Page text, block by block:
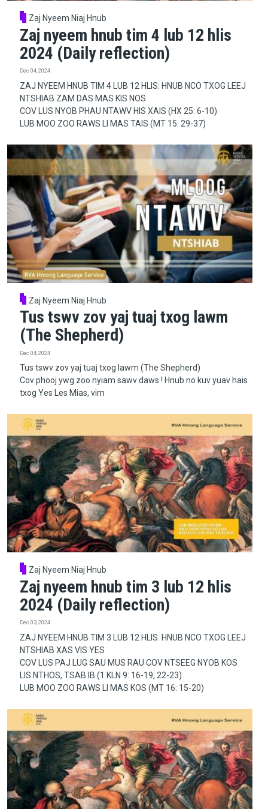
Zaj Nyeem Niaj Hnub
Zaj nyeem hnub tim 4 lub 12 hlis
2024 (Daily reflection)
Dec 04, 2024
ZAJ NYEEM HNUB TIM 4 LUB 12 HLIS: HNUB NCO TXOG LEEJ
NTSHIAB ZAM DAS MAS KIS NOS
COV LUS NYOB PHAU NTAWV HIS XAIS (HX 25: 6-10)
LUB MOO ZOO RAWS LI MAS TAIS (MT 15: 29-37)
Zaj Nyeem Niaj Hnub
Tus tswv zov yaj tuaj txog lawm
(The Shepherd)
Dec 04, 2024
Tus tswv zov yaj tuaj txog lawm (The Shepherd)
Cov phooj ywg zoo nyiam sawv daws ! Hnub no kuv yuav hais
txog Yes Les Mias, vim
Zaj Nyeem Niaj Hnub
Zaj nyeem hnub tim 3 lub 12 hlis
2024 (Daily reflection)
Dec 03, 2024
ZAJ NYEEM HNUB TIM 3 LUB 12 HLIS: HNUB NCO TXOG LEEJ
NTSHIAB XAS VIS YES
COV LUS PAJ LUG SAU MUS RAU COV NTSEEG NYOB KOS
LIS NTHOS, TSAB IB (1 KLN 9: 16-19, 22-23)
LUB MOO ZOO RAWS LI MAS KOS (MT 16: 15-20)